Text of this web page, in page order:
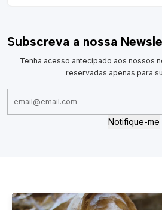
Subscreva a nossa
Tenha acesso antecipado aos nossos
reservadas apenas para
Notifique-me